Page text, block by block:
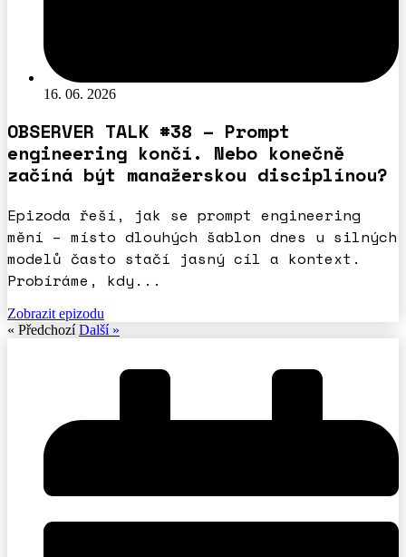
16. 06. 2026
OBSERVER TALK #38 – Prompt
engineering končí. Nebo konečně
začíná být manažerskou disciplínou?
Epizoda řeší, jak se prompt engineering
mění – místo dlouhých šablon dnes u silných
modelů často stačí jasný cíl a kontext.
Probíráme, kdy...
Zobrazit epizodu
« Předchozí Další »